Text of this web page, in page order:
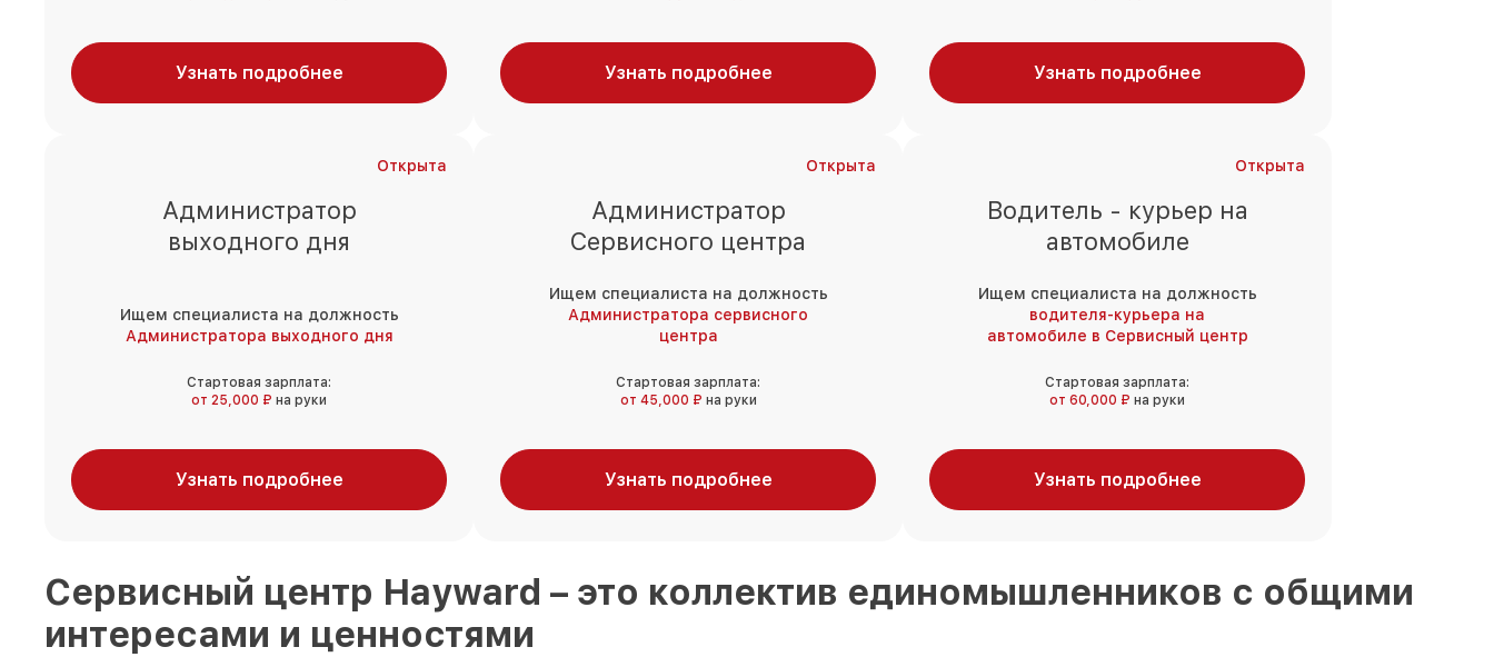
Узнать подробнее Узнать подробнее Узнать подробнее
Открыта
Администратор
выходного дня
Ищем специалиста на должность
Администратора выходного дня
Стартовая зарплата:
от 25,000 ₽ на руки
Узнать подробнее
Открыта
Администратор
Сервисного центра
Ищем специалиста на должность
Администратора сервисного
центра
Стартовая зарплата:
от 45,000 ₽ на руки
Узнать подробнее
Открыта
Водитель - курьер на
автомобиле
Ищем специалиста на должность
водителя-курьера на
автомобиле в Сервисный центр
Стартовая зарплата:
от 60,000 ₽ на руки
Узнать подробнее
Сервисный центр Hayward – это коллектив единомышленников с общими
интересами и ценностями